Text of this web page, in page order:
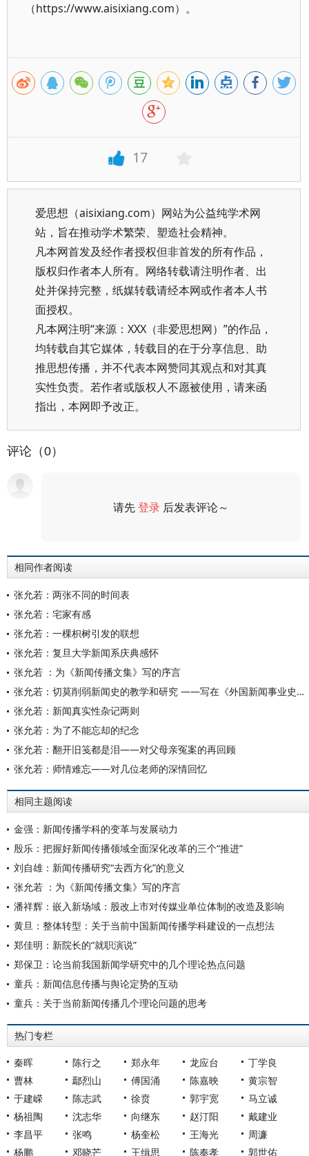
（https://www.aisixiang.com）。
17
爱思想（aisixiang.com）网站为公益纯学术网
站，旨在推动学术繁荣、塑造社会精神。
凡本网首发及经作者授权但非首发的所有作品，
版权归作者本人所有。网络转载请注明作者、出
处并保持完整，纸媒转载请经本网或作者本人书
面授权。
凡本网注明“来源：XXX（非爱思想网）”的作品，
均转载自其它媒体，转载目的在于分享信息、助
推思想传播，并不代表本网赞同其观点和对其真
实性负责。若作者或版权人不愿被使用，请来函
指出，本网即予改正。
评论（0）
请先登录 后发表评论～
相同作者阅读
张允若：两张不同的时间表
张允若：宅家有感
张允若：一棵枳树引发的联想
张允若：复旦大学新闻系庆典感怀
张允若 ：为《新闻传播文集》写的序言
张允若：切莫削弱新闻史的教学和研究 ——写在《外国新闻事业史教程》再版之际
张允若：新闻真实性杂记两则
张允若：为了不能忘却的纪念
张允若：翻开旧笺都是泪——对父母亲冤案的再回顾
张允若：师情难忘——对几位老师的深情回忆
相同主题阅读
金强：新闻传播学科的变革与发展动力
殷乐：把握好新闻传播领域全面深化改革的三个“推进”
刘自雄：新闻传播研究“去西方化”的意义
张允若 ：为《新闻传播文集》写的序言
潘祥辉：嵌入新场域：股改上市对传媒业单位体制的改造及影响
黄旦：整体转型：关于当前中国新闻传播学科建设的一点想法
郑佳明：新院长的“就职演说”
郑保卫：论当前我国新闻学研究中的几个理论热点问题
童兵：新闻信息传播与舆论定势的互动
童兵：关于当前新闻传播几个理论问题的思考
热门专栏
秦晖 陈行之 郑永年 龙应台
丁学良
曹林
鄢烈山 傅国涌 陈嘉映
黄宗智
于建嵘
陈志武 徐贲 郭宇宽
马立诚
杨祖陶
沈志华 向继东 赵汀阳
戴建业
李昌平
张鸣 杨奎松 王海光
周濂
杨鹏
邓晓芒 王缉思 陈奉孝 郭世佑